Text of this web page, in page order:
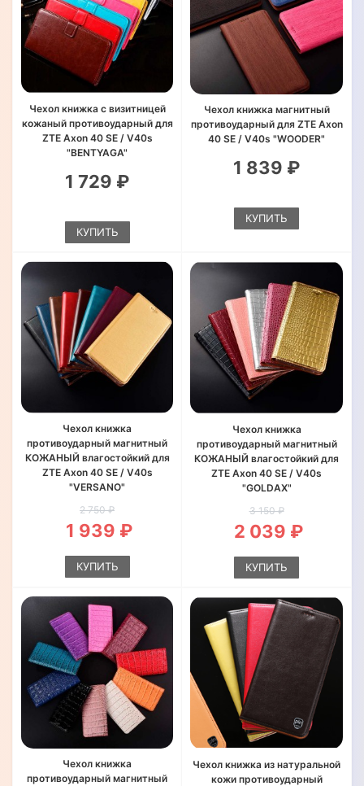
Чехол книжка с визитницей
кожаный противоударный для
ZTE Axon 40 SE / V40s
"BENTYAGA"
1 729 ₽
КУПИТЬ
Чехол книжка магнитный
противоударный для ZTE Axon
40 SE / V40s "WOODER"
1 839 ₽
КУПИТЬ
Чехол книжка
противоударный магнитный
КОЖАНЫЙ влагостойкий для
ZTE Axon 40 SE / V40s
"VERSANO"
2 750 ₽
1 939 ₽
КУПИТЬ
Чехол книжка
противоударный магнитный
КОЖАНЫЙ влагостойкий для
ZTE Axon 40 SE / V40s
"GOLDAX"
3 150 ₽
2 039 ₽
КУПИТЬ
Чехол книжка
противоударный магнитный
Чехол книжка из натуральной
кожи противоударный